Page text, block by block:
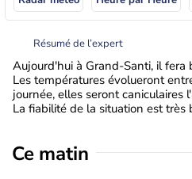
Résumé de l’expert
Aujourd'hui à Grand-Santi, il fera
Les températures évolueront
journée, elles seront caniculaires
La fiabilité de la situation est très
Ce matin